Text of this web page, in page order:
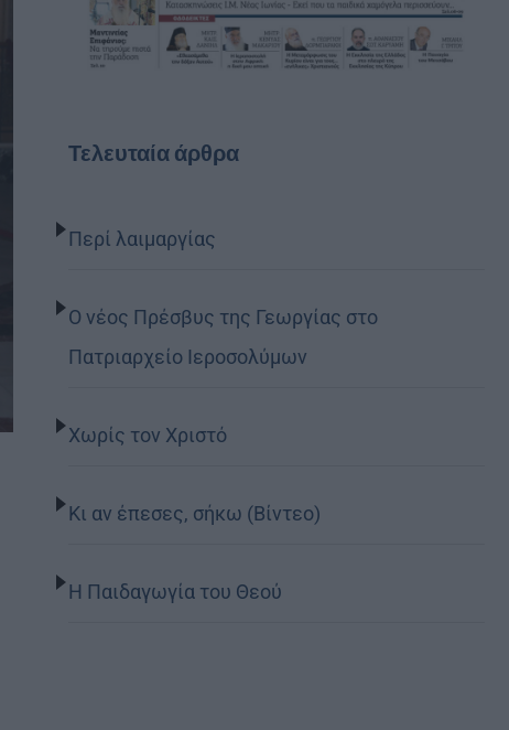
Τελευταία άρθρα
Περί λαιμαργίας
Ο νέος Πρέσβυς της Γεωργίας στο
Πατριαρχείο Ιεροσολύμων
Χωρίς τον Χριστό
Κι αν έπεσες, σήκω (Βίντεο)
Η Παιδαγωγία του Θεού